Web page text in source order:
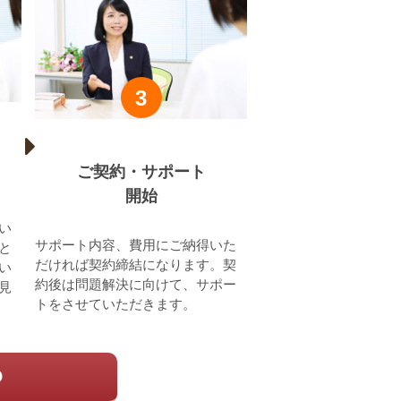
3
ご契約・サポート
開始
サポート内容、費用にご納得いた
だければ契約締結になります。契
約後は問題解決に向けて、サポー
トをさせていただきます。